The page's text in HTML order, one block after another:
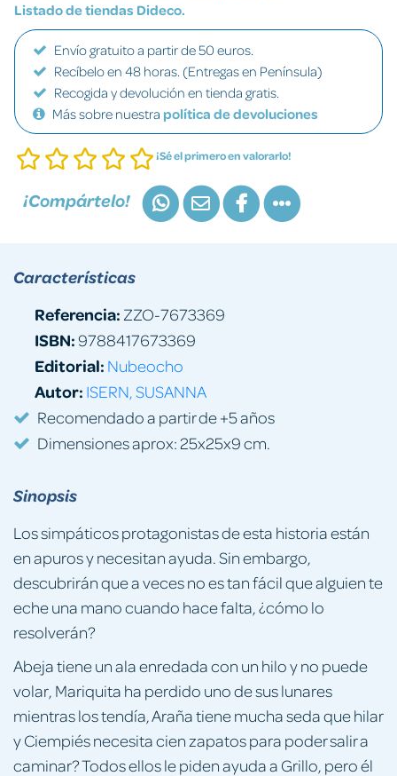
Listado de tiendas Dideco.
Envío gratuito a partir de 50 euros.
Recíbelo en 48 horas. (Entregas en Península)
Recogida y devolución en tienda gratis.
Más sobre nuestra política de devoluciones
¡Sé el primero en valorarlo!
¡Compártelo!
Sinopsis
Los simpáticos protagonistas de esta historia están
en apuros y necesitan ayuda. Sin embargo,
descubrirán que a veces no es tan fácil que alguien te
eche una mano cuando hace falta, ¿cómo lo
resolverán?
Abeja tiene un ala enredada con un hilo y no puede
volar, Mariquita ha perdido uno de sus lunares
mientras los tendía, Araña tiene mucha seda que hilar
y Ciempiés necesita cien zapatos para poder salir a
caminar? Todos ellos le piden ayuda a Grillo, pero él
Características
Referencia: ZZO-7673369
ISBN:9788417673369
Editorial: Nubeocho
Autor: ISERN, SUSANNA
Recomendado a partir de +5 años
Dimensiones aprox: 25x25x9 cm.